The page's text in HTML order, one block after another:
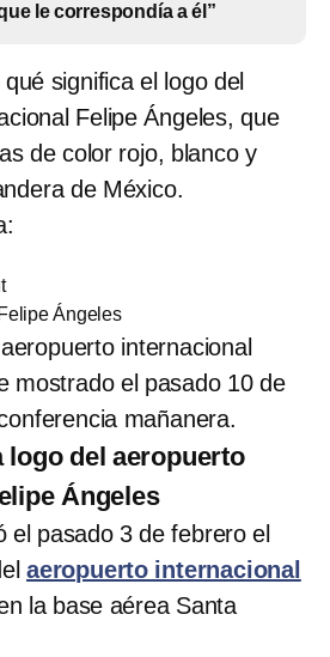
le correspondía a él”
significa el logo del
Felipe Ángeles, que
de color rojo, blanco y
de México.
Ángeles
internacional
mostrado el pasado 10 de
mañanera.
logo del aeropuerto
Ángeles
el pasado 3 de febrero el
aeropuerto internacional
la base aérea Santa